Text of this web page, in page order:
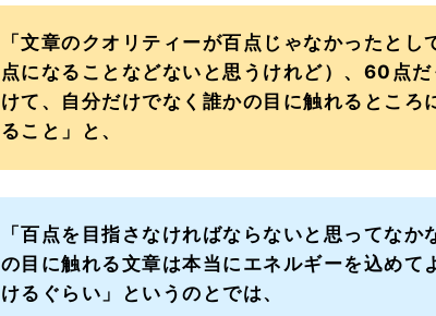
「文章のクオリティーが百点じゃなかったとし
点になることなどないと思うけれど）、60点
けて、自分だけでなく誰かの目に触れるところ
ること」と、
「百点を目指さなければならないと思ってなか
の目に触れる文章は本当にエネルギーを込めて
けるぐらい」というのとでは、